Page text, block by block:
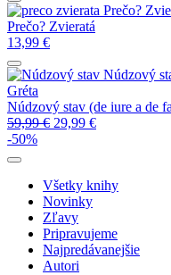
Prečo?
Prečo? Zvieratá
13,99 €
Núdzový
Gréta
Núdzový stav (de iure a de
59,99€ 29,99 €
-50%
Všetky knihy
Novinky
Zľavy
Pripravujeme
Najpredávanejšie
Autori